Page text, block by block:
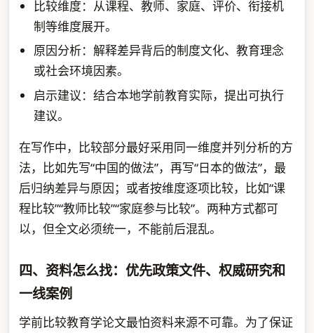
比较维度：从课程、教师、家庭、评价、衔接机
制等维度展开。
原因分析：解释差异背后的制度文化、教育理念
或社会环境因素。
启示建议：结合本地学前教育实际，提出可执行
建议。
在写作中，比较部分最好采用同一维度并列分析的方
法，比如先写“中国的做法”，再写“日本的做法”，最
后归纳差异与原因；或者按维度逐项比较，比如“课
程比较”“教师比较”“家庭参与比较”。两种方式都可
以，但全文必须统一，不能前后混乱。
四、资料怎么找：优先政策文件、权威研究和
一线案例
学前比较教育学论文最怕资料来源不可靠。为了保证